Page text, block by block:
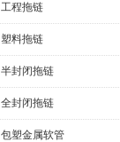
工程拖链
塑料拖链
半封闭拖链
全封闭拖链
包塑金属软管